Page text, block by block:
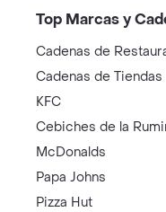
Top Marcas y
Cadenas de
Cadenas de Tiendas
KFC
Cebiches de la
McDonalds
Papa Johns
Pizza Hut